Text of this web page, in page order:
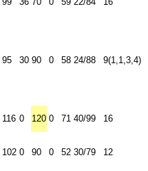
95 30 90 0 58 24/88 9(1,1,3,4)
116 0 120 0 71 40/99 16
102 0 90 0 52 30/79 12